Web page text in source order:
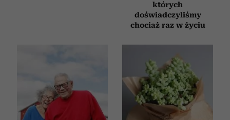
których
doświadczyliśmy
chociaż raz w życiu